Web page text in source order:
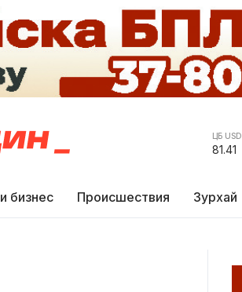
ЦБ USD
81.41
бизнес Происшествия Зурхай